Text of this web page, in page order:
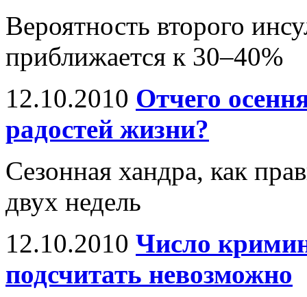
Вероятность второго
приближается к 30–40%
12.10.2010 Отчего
радостей жизни?
Сезонная хандра, как
двух недель
12.10.2010 Число
подсчитать невозможно